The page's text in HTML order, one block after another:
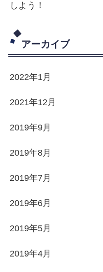
しよう！
アーカイブ
2022年1月
2021年12月
2019年9月
2019年8月
2019年7月
2019年6月
2019年5月
2019年4月